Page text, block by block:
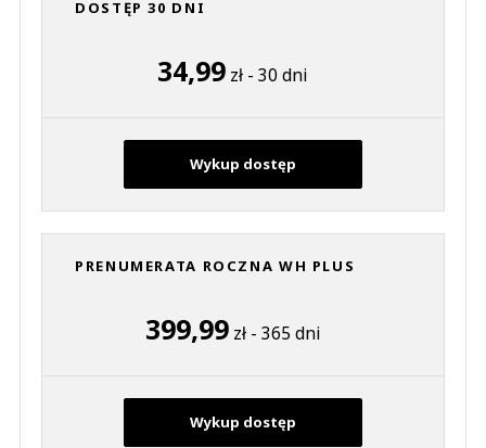
DOSTĘP 30 DNI
34,99 zł - 30 dni
Wykup dostęp
PRENUMERATA ROCZNA WH PLUS
399,99zł - 365 dni
Wykup dostęp